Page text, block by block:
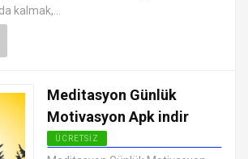
kalmak,...
Meditasyon Günlük
Motivasyon Apk indir
ÜCRETSIZ
ANDROID SAĞLIK VE FITNESS